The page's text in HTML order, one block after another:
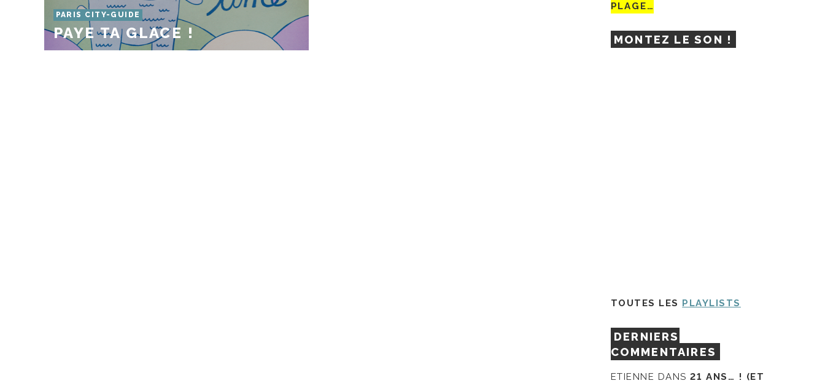
PARIS CITY-GUIDE
PAYE TA GLACE !
PLAGE…
MONTEZ LE SON !
TOUTES LES PLAYLISTS
DERNIERS
COMMENTAIRES
ETIENNE DANS21 ANS… ! (ET